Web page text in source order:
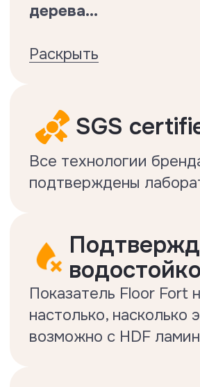
Термическое сопротивление — 0,065